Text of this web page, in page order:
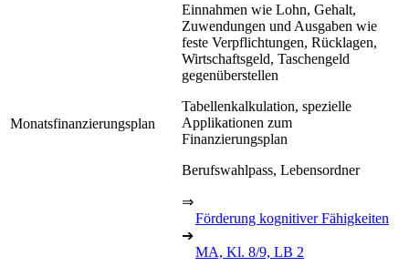
Monatsfinanzierungsplan
Einnahmen wie Lohn, Gehalt,
Zuwendungen und Ausgaben wie
feste Verpflichtungen, Rücklagen,
Wirtschaftsgeld, Taschengeld
gegenüberstellen
Tabellenkalkulation, spezielle
Applikationen zum
Finanzierungsplan
Berufswahlpass, Lebensordner
⇒
Förderung kognitiver Fähigkeiten
➔
MA, Kl. 8/9, LB 2